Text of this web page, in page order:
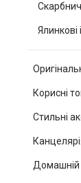
Ялинкові
Корисні
Стильні
Домашній